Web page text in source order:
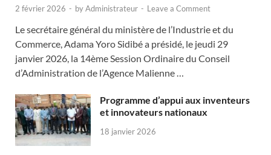
2 février 2026 - byAdministrateur - Leave a Comment
Le secrétaire général du ministère de l’Industrie et du
Commerce, Adama Yoro Sidibé a présidé, le jeudi 29
janvier 2026, la 14ème Session Ordinaire du Conseil
d’Administration de l’Agence Malienne …
Programme d’appui aux inventeurs
et innovateurs nationaux
18 janvier 2026